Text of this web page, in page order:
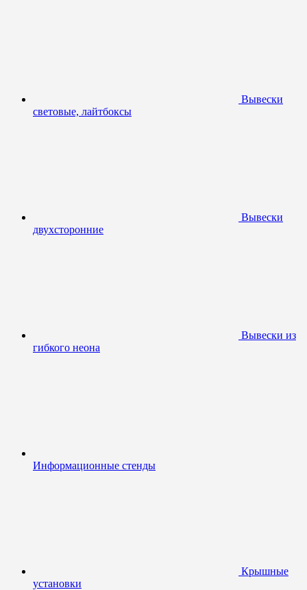
Вывески
световые, лайтбоксы
Вывески
двухсторонние
Вывески из
гибкого неона
Информационные стенды
Крышные
установки